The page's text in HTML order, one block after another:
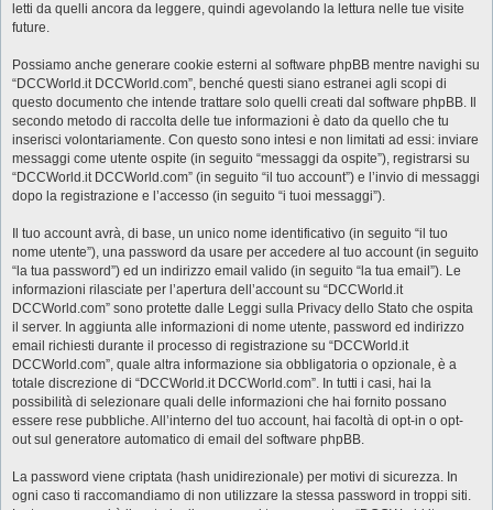
letti da quelli ancora da leggere, quindi agevolando la lettura nelle tue visite
future.
Possiamo anche generare cookie esterni al software phpBB mentre navighi su
“DCCWorld.it DCCWorld.com”, benché questi siano estranei agli scopi di
questo documento che intende trattare solo quelli creati dal software phpBB. Il
secondo metodo di raccolta delle tue informazioni è dato da quello che tu
inserisci volontariamente. Con questo sono intesi e non limitati ad essi: inviare
messaggi come utente ospite (in seguito “messaggi da ospite”), registrarsi su
“DCCWorld.it DCCWorld.com” (in seguito “il tuo account”) e l’invio di messaggi
dopo la registrazione e l’accesso (in seguito “i tuoi messaggi”).
Il tuo account avrà, di base, un unico nome identificativo (in seguito “il tuo
nome utente”), una password da usare per accedere al tuo account (in seguito
“la tua password”) ed un indirizzo email valido (in seguito “la tua email”). Le
informazioni rilasciate per l’apertura dell’account su “DCCWorld.it
DCCWorld.com” sono protette dalle Leggi sulla Privacy dello Stato che ospita
il server. In aggiunta alle informazioni di nome utente, password ed indirizzo
email richiesti durante il processo di registrazione su “DCCWorld.it
DCCWorld.com”, quale altra informazione sia obbligatoria o opzionale, è a
totale discrezione di “DCCWorld.it DCCWorld.com”. In tutti i casi, hai la
possibilità di selezionare quali delle informazioni che hai fornito possano
essere rese pubbliche. All’interno del tuo account, hai facoltà di opt-in o opt-
out sul generatore automatico di email del software phpBB.
La password viene criptata (hash unidirezionale) per motivi di sicurezza. In
ogni caso ti raccomandiamo di non utilizzare la stessa password in troppi siti.